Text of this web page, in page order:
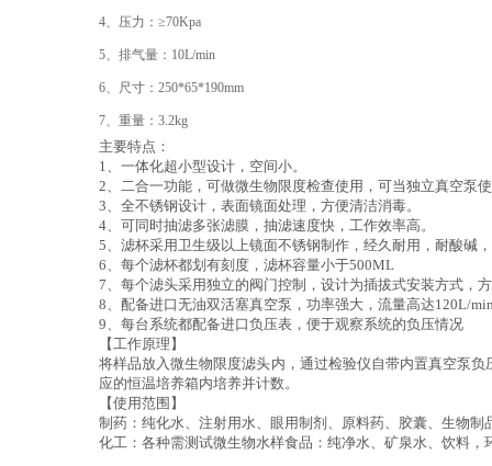
4、压力：≥70Kpa
5、排气量：10L/min
6、尺寸：250*65*190mm
7、重量：3.2kg
主要特点：
1、一体化超小型设计，空间小。
2、二合一功能，可做微生物限度检查使用，可当独立真空泵
3、全不锈钢设计，表面镜面处理，方便清洁消毒。
4、可同时抽滤多张滤膜，抽滤速度快，工作效率高。
5、滤杯采用卫生级以上镜面不锈钢制作，经久耐用，耐酸碱
6、每个滤杯都划有刻度，滤杯容量小于500ML
7、每个滤头采用独立的阀门控制，设计为插拔式安装方式，
8、配备进口无油双活塞真空泵，功率强大，流量高达120L/
9、每台系统都配备进口负压表，便于观察系统的负压情况
【工作原理】
将样品放入微生物限度滤头内，通过检验仪自带内置真空泵
应的恒温培养箱内培养并计数。
【使用范围】
制药：纯化水、注射用水、眼用制剂、原料药、胶囊、生物制
化工：各种需测试微生物水样食品：纯净水、矿泉水、饮料